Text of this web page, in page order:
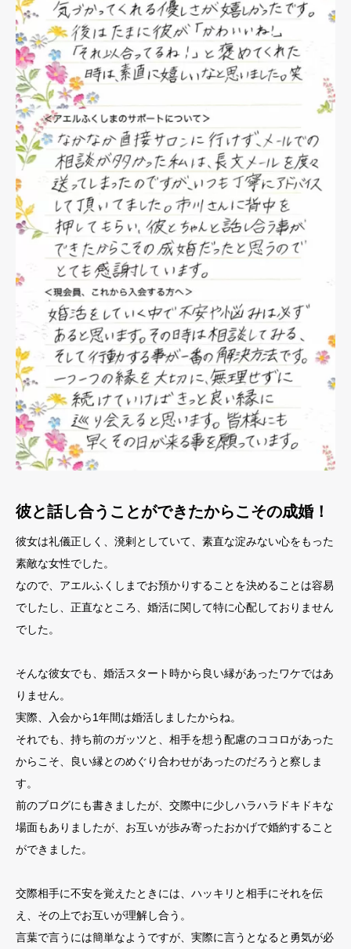
彼と話し合うことができたからこその成婚！
彼女は礼儀正しく、溌剌としていて、素直な淀みない心をもった
素敵な女性でした。
なので、アエルふくしまでお預かりすることを決めることは容易
でしたし、正直なところ、婚活に関して特に心配しておりません
でした。
そんな彼女でも、婚活スタート時から良い縁があったワケではあ
りません。
実際、入会から1年間は婚活しましたからね。
それでも、持ち前のガッツと、相手を想う配慮のココロがあった
からこそ、良い縁とのめぐり合わせがあったのだろうと察しま
す。
前のブログにも書きましたが、交際中に少しハラハラドキドキな
場面もありましたが、お互いが歩み寄ったおかげで婚約すること
ができました。
交際相手に不安を覚えたときには、ハッキリと相手にそれを伝
え、その上でお互いが理解し合う。
言葉で言うには簡単なようですが、実際に言うとなると勇気が必